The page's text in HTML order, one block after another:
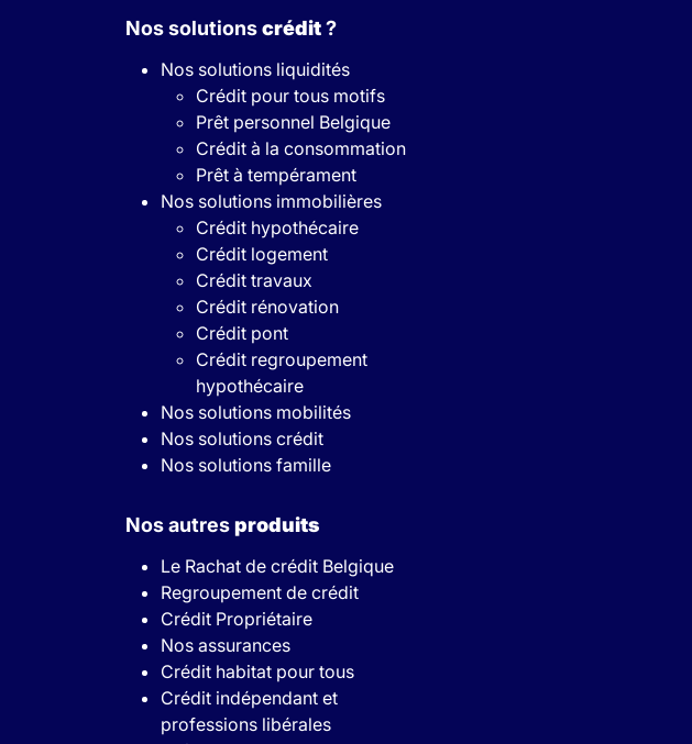
Nos solutionscrédit?
Nos solutions liquidités
Crédit pour tous motifs
Prêt personnel Belgique
Crédit à la consommation
Prêt à tempérament
Nos solutions immobilières
Crédit hypothécaire
Crédit logement
Crédit travaux
Crédit rénovation
Crédit pont
Crédit regroupement
hypothécaire
Nos solutions mobilités
Nos solutions crédit
Nos solutions famille
Nos autresproduits
Le Rachat de crédit Belgique
Regroupement de crédit
Crédit Propriétaire
Nos assurances
Crédit habitat pour tous
Crédit indépendant et
professions libérales